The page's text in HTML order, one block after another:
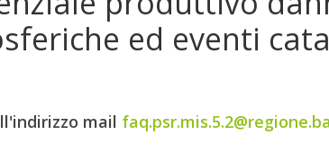
ed eventi
mail